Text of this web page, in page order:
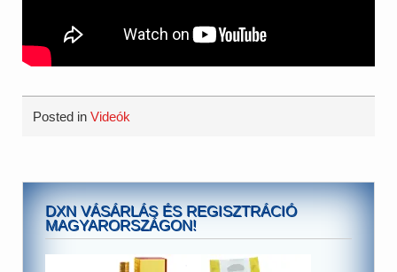
Posted inVideók
DXN VÁSÁRLÁS ÉS REGISZTRÁCIÓ
MAGYARORSZÁGON!